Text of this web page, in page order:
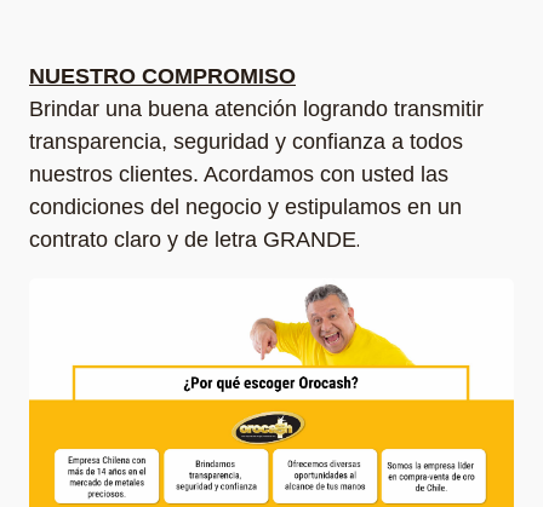
NUESTRO COMPROMISO
Brindar una buena atención logrando transmitir
transparencia, seguridad y confianza a todos
nuestros clientes. Acordamos con usted las
condiciones del negocio y estipulamos en un
contrato claro y de letra GRANDE.